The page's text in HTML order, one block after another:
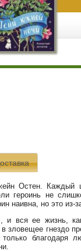
Остен.
героинь не
наивна, но это из-
и вся ее жизнь,
зловещее гнездо
благодаря